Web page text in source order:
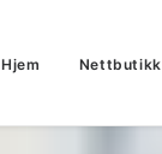
Hjem Nettbutikk